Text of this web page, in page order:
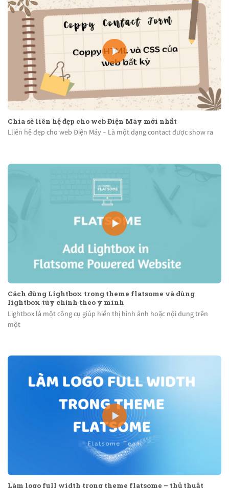
Chia sẽ liên hệ đẹp cho web Điện Máy mới nhất
Lliên hệ đẹp cho web Điện Máy – Là một dạng contact được show ra
Cách dùng Lightbox trong theme flatsome và dùng
lightbox tùy chỉnh theo ý mình
Lightbox là một công cụ giúp hiển thị hình ảnh hoặc nội dung trên
một
Làm logo full width trong theme flatsome – thủ thuật